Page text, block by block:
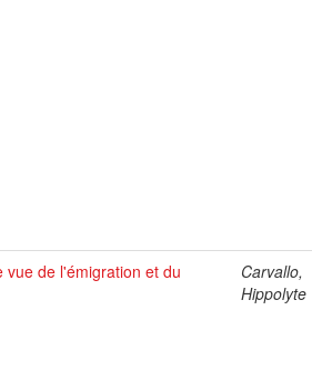
vue de l'émigration et du
Carvallo,
Hippolyte